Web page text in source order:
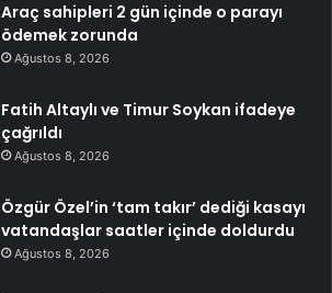
Araç sahipleri 2 gün içinde o parayı
ödemek zorunda
Ağustos 8, 2026
Fatih Altaylı ve Timur Soykan ifadeye
çağrıldı
Ağustos 8, 2026
Özgür Özel’in ‘tam takır’ dediği kasayı
vatandaşlar saatler içinde doldurdu
Ağustos 8, 2026